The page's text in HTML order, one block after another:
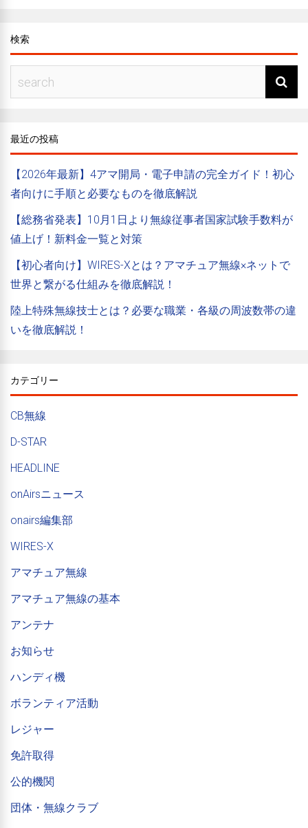
検索
最近の投稿
【2026年最新】4アマ開局・電子申請の完全ガイド！初心
者向けに手順と必要なものを徹底解説
【総務省発表】10月1日より無線従事者国家試験手数料が
値上げ！新料金一覧と対策
【初心者向け】WIRES-Xとは？アマチュア無線×ネットで
世界と繋がる仕組みを徹底解説！
陸上特殊無線技士とは？必要な職業・各級の周波数帯の違
いを徹底解説！
カテゴリー
CB無線
D-STAR
HEADLINE
onAirsニュース
onairs編集部
WIRES-X
アマチュア無線
アマチュア無線の基本
アンテナ
お知らせ
ハンディ機
ボランティア活動
レジャー
免許取得
公的機関
団体・無線クラブ